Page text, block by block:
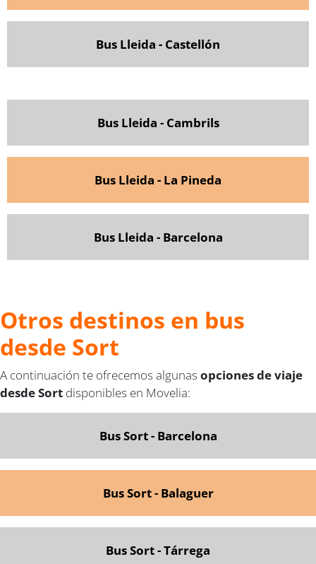
Bus Lleida - Castellón
Bus Lleida - Cambrils
Bus Lleida - La Pineda
Bus Lleida - Barcelona
Otros destinos en bus
desde Sort
A continuación te ofrecemos algunas opciones de viaje
desde Sort disponibles en Movelia:
Bus Sort - Barcelona
Bus Sort - Balaguer
Bus Sort - Tárrega